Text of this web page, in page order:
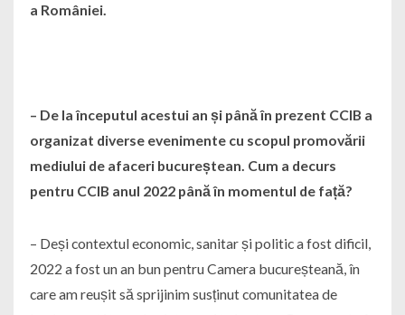
a României.
– De la începutul acestui an și până în prezent CCIB a
organizat diverse evenimente cu scopul promovării
mediului de afaceri bucureștean. Cum a decurs
pentru CCIB anul 2022 până în momentul de față?
– Deși contextul economic, sanitar și politic a fost dificil,
2022 a fost un an bun pentru Camera bucureșteană, în
care am reușit să sprijinim susținut comunitatea de